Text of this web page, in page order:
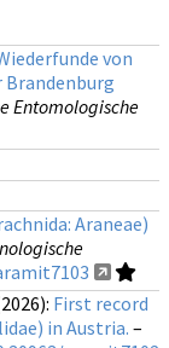
von
Brandenburg
Entomologische
Araneae)
First record
in Austria. –